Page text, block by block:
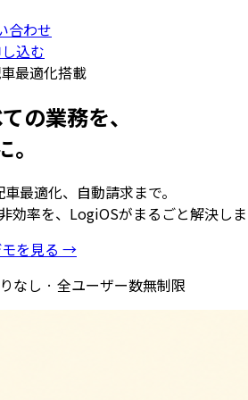
合わせ
込む
最適化搭載
の業務を、
最適化、自動請求まで。
効率を、LogiOSがまるごと解決し
を見る →
なし · 全ユーザー数無制限